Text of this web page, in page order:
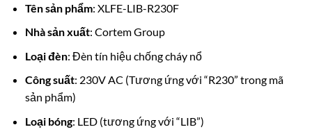
Tên sản phẩm: XLFE-LIB-R230F
Nhà sản xuất: Cortem Group
Loại đèn: Đèn tín hiệu chống cháy nổ
Công suất: 230V AC (Tương ứng với “R230” trong mã
sản phẩm)
Loại bóng: LED (tương ứng với “LIB”)